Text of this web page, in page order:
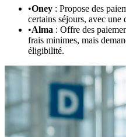
•Oney : Propose des
certains séjours, avec
•Alma : Offre des
frais minimes, mais
éligibilité.